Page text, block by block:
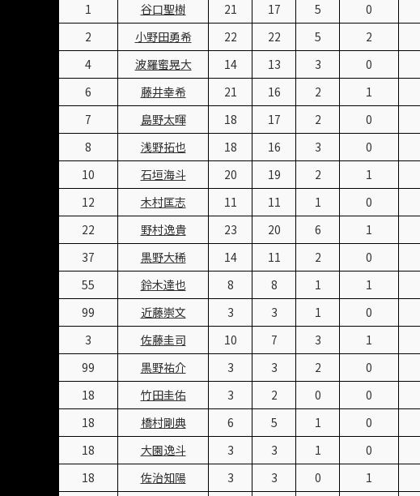
1
谷口聖樹 21 17 5 0
2
小野田勇希 22 22 5 2
4
波羅蜜晃大 14 13 3 0
6
藤井幸希 21 16 2 1
7
島野太暉 18 17 2 0
8
浅野拓也 18 16 3 0
10
石垣海斗 20 19 2 1
12
木村匡志 11 11 1 0
22
野村逸貴 23 20 6 1
37
黒野大稀 14 11 2 0
55
鈴木達也 8 8 1 1
99
近藤崇文 3 3 1 0
3
佐藤圭司 10 7 3 1
99
黒野祐介 3 3 2 0
18
竹田圭佑 3 2 0 0
18
橋村剛典 6 5 1 0
18
大園逸斗 3 3 1 0
18
佐治知陽 3 3 0 1